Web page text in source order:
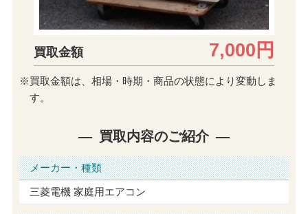
買取金額 7,000円
※買取金額は、相場・時期・商品の状態により変動しま
す。
買取内容のご紹介
メーカー・種類
三菱電機 家庭用エアコン